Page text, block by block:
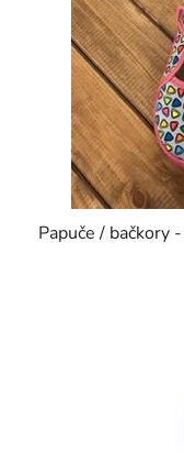
Papuče / bačkory